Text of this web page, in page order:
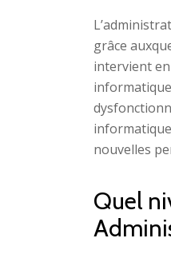
grâce
intervient
nouvelles
Quel